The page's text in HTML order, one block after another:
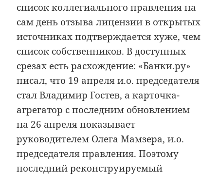
список коллегиального правления на
сам день отзыва лицензии в открытых
источниках подтверждается хуже, чем
список собственников. В доступных
срезах есть расхождение: «Банки.ру»
писал, что 19 апреля и.о. председателя
стал Владимир Гостев, а карточка-
агрегатор с последним обновлением
на 26 апреля показывает
руководителем Олега Мамзера, и.о.
председателя правления. Поэтому
последний реконструируемый